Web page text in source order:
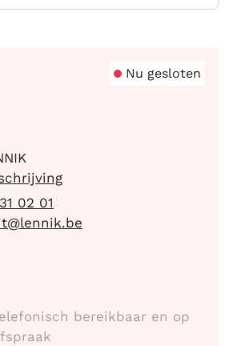
Nu gesloten
02 01
@lennik.be
bereikbaar en op